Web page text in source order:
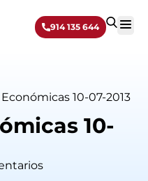
914 135 644
10-07-2013
10-